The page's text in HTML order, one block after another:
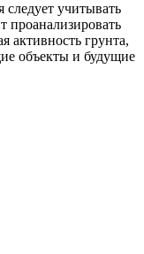
учитывать
проанализировать
активность грунта,
объекты и будущие